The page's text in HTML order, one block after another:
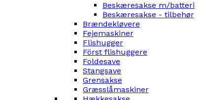
Beskæresakse m/batteri
Beskæresakse - tilbehør
Brændekløvere
Fejemaskiner
Flishugger
Först flishuggere
Foldesave
Stangsave
Grensakse
Græsslåmaskiner